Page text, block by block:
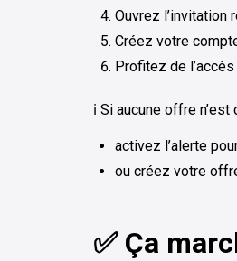
Ouvrez l’invitation
Créez votre
Profitez de
ℹ️ Si aucune offre
activez l’alerte
ou créez votre
✅ Ça